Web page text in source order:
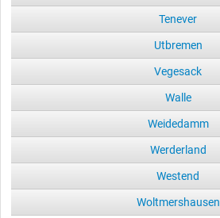
Tenever
Utbremen
Vegesack
Walle
Weidedamm
Werderland
Westend
Woltmershausen